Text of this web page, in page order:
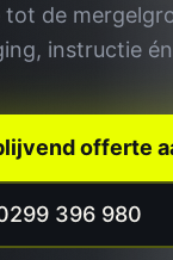
tot de
instructie
offerte
396 980